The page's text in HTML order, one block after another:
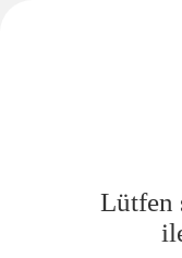
Lütfen